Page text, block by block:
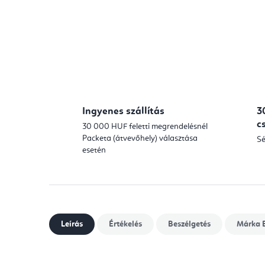
Ingyenes szállítás
30 000 HUF feletti megrendelésnél
Packeta (átvevőhely) választása
esetén
Leírás Értékelés Beszélgetés Márka